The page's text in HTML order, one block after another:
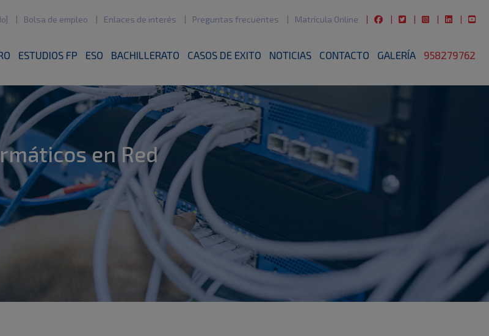
Bolsa de empleo Enlaces de interés Preguntas frecuentes Matrícula Online
ESTUDIOS FP ESO BACHILLERATO CASOS DE EXITO NOTICIAS CONTACTO GALERÍA 958279762
en Red